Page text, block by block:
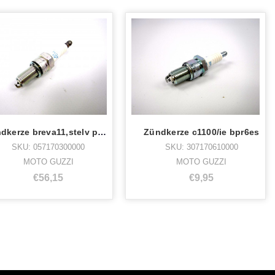
Zündkerze breva11,stelv pmr8b
SKU: 057170300000
MOTO GUZZI
€56,15
Zündkerze c1100/ie bpr6es
SKU: 307170610000
MOTO GUZZI
€9,95